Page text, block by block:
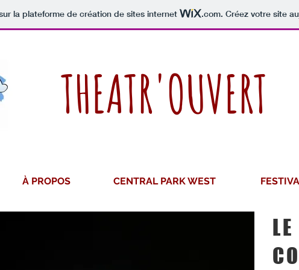
la plateforme de création de sites internet .com. Créez votre site
THEATR'OUVERT
À PROPOS CENTRAL PARK WEST
Avenir
idéale